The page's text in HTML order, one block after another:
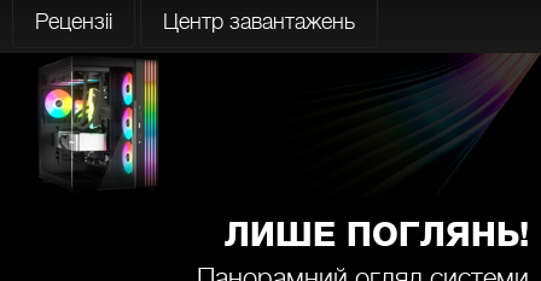
Рецензіі Центр завантажень
ЛИШЕ ПОГЛЯНЬ!